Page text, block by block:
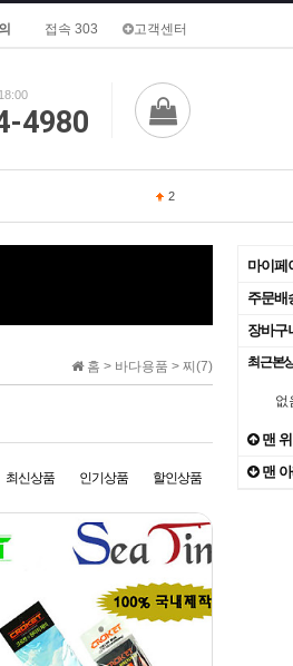
접속 303 고객센터
4980
2
1
3
마이페
주문배
장바구
최근본
없
맨
맨
홈 > 바다용품 > 찌(7)
최신상품 인기상품 할인상품